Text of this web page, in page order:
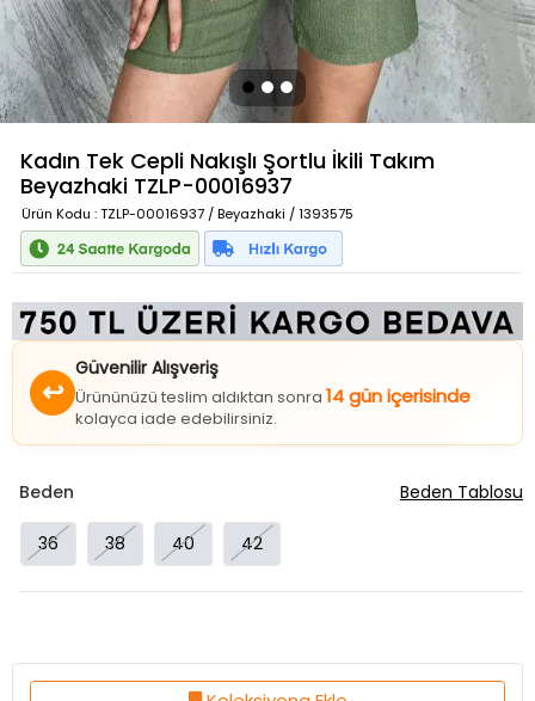
Kadın Tek Cepli Nakışlı Şortlu İkili Takım
Beyazhaki TZLP-00016937
Ürün Kodu : TZLP-00016937 / Beyazhaki / 1393575
Güvenilir Alışveriş
Ürününüzü teslim aldıktan sonra
kolayca iade edebilirsiniz.
36
Koleksiyona Ekle